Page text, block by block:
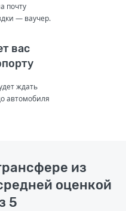
почту
— ваучер.
вас
ждать
автомобиля
из
оценкой
5